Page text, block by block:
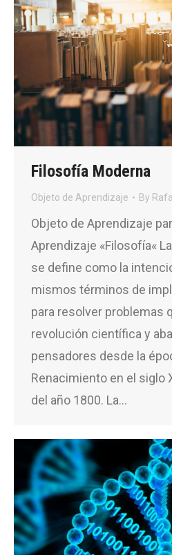
Filosofía Moderna
Objeto de Aprendizaje By
Objeto de Aprendizaje
Aprendizaje «Filosofía«
se define como la
mismos términos de
para resolver problemas
revolución científica y
pensadores desde la
Renacimiento en el siglo
del año 1800. La…